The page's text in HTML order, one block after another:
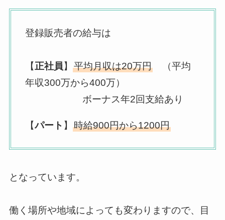
登録販売者の給与は
【正社員 】平均月収は20万円 （平均
年収300万から400万）
ボーナス年2回支給あり
【パート 】時給900円から1200円
となっています。
働く場所や地域によっても変わりますので、目